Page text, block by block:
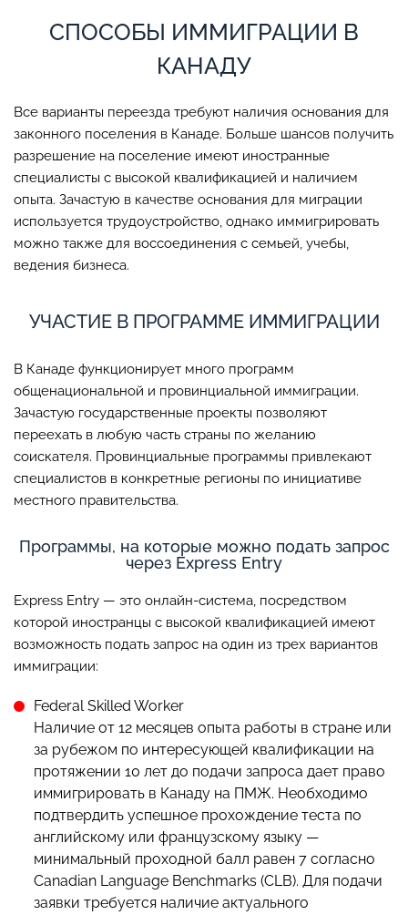
СПОСОБЫ ИММИГРАЦИИ В
КАНАДУ
Все варианты переезда требуют наличия основания для
законного поселения в Канаде. Больше шансов получить
разрешение на поселение имеют иностранные
специалисты с высокой квалификацией и наличием
опыта. Зачастую в качестве основания для миграции
используется трудоустройство, однако иммигрировать
можно также для воссоединения с семьей, учебы,
ведения бизнеса.
УЧАСТИЕ В ПРОГРАММЕ ИММИГРАЦИИ
В Канаде функционирует много программ
общенациональной и провинциальной иммиграции.
Зачастую государственные проекты позволяют
переехать в любую часть страны по желанию
соискателя. Провинциальные программы привлекают
специалистов в конкретные регионы по инициативе
местного правительства.
Программы, на которые можно подать запрос
через Express Entry
Express Entry — это онлайн-система, посредством
которой иностранцы с высокой квалификацией имеют
возможность подать запрос на один из трех вариантов
иммиграции:
Federal Skilled Worker
Наличие от 12 месяцев опыта работы в стране или
за рубежом по интересующей квалификации на
протяжении 10 лет до подачи запроса дает право
иммигрировать в Канаду на ПМЖ. Необходимо
подтвердить успешное прохождение теста по
английскому или французскому языку —
минимальный проходной балл равен 7 согласно
Canadian Language Benchmarks (CLB). Для подачи
заявки требуется наличие актуального